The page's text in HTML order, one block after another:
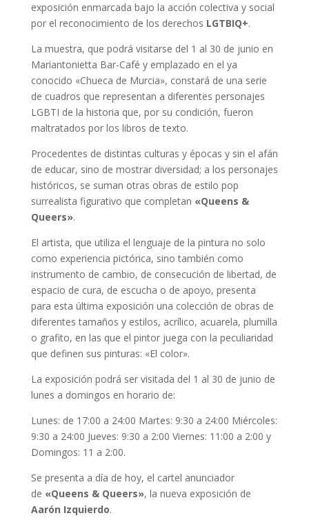
exposición enmarcada bajo la acción colectiva y social
por el reconocimiento de los derechos LGTBIQ+.
La muestra, que podrá visitarse del 1 al 30 de junio en
Mariantonietta Bar-Café y emplazado en el ya
conocido «Chueca de Murcia», constará de una serie
de cuadros que representan a diferentes personajes
LGBTI de la historia que, por su condición, fueron
maltratados por los libros de texto.
Procedentes de distintas culturas y épocas y sin el afán
de educar, sino de mostrar diversidad; a los personajes
históricos, se suman otras obras de estilo pop
surrealista figurativo que completan «Queens &
Queers».
El artista, que utiliza el lenguaje de la pintura no solo
como experiencia pictórica, sino también como
instrumento de cambio, de consecución de libertad, de
espacio de cura, de escucha o de apoyo, presenta
para esta última exposición una colección de obras de
diferentes tamaños y estilos, acrílico, acuarela, plumilla
o grafito, en las que el pintor juega con la peculiaridad
que definen sus pinturas: «El color».
La exposición podrá ser visitada del 1 al 30 de junio de
lunes a domingos en horario de:
Lunes: de 17:00 a 24:00 Martes: 9:30 a 24:00 Miércoles:
9:30 a 24:00 Jueves: 9:30 a 2:00 Viernes: 11:00 a 2:00 y
Domingos: 11 a 2:00.
Se presenta a día de hoy, el cartel anunciador
de «Queens & Queers», la nueva exposición de
Aarón Izquierdo.